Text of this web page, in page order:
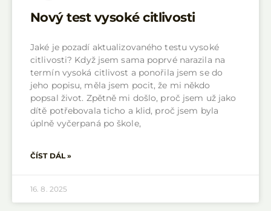
Nový test vysoké citlivosti
Jaké je pozadí aktualizovaného testu vysoké
citlivosti? Když jsem sama poprvé narazila na
termín vysoká citlivost a ponořila jsem se do
jeho popisu, měla jsem pocit, že mi někdo
popsal život. Zpětně mi došlo, proč jsem už jako
dítě potřebovala ticho a klid, proč jsem byla
úplně vyčerpaná po škole,
ČÍST DÁL »
16. 8. 2025